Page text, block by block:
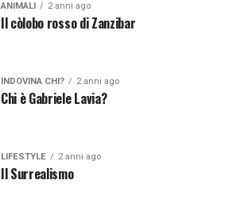
ANIMALI 2 anni ago
Il còlobo rosso di Zanzibar
INDOVINA CHI? 2 anni ago
Chi è Gabriele Lavia?
LIFESTYLE 2 anni ago
Il Surrealismo